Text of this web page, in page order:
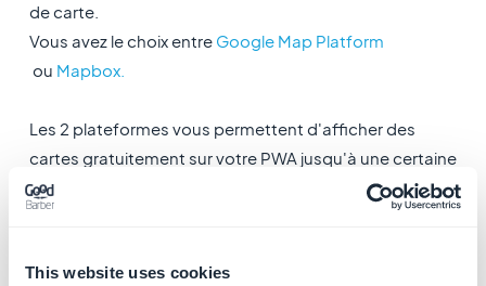
This website uses cookies
de carte.
Vous avez le choix entre Google Map Platform
ou Mapbox.
Les 2 plateformes vous permettent d'afficher des
cartes gratuitement sur votre PWA jusqu'à une certaine
limite.
système de paiement à l'usage (vous payez ce que